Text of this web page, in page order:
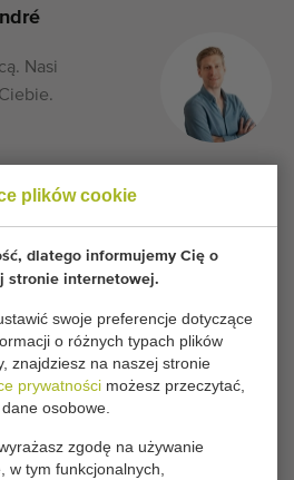
plików cookie
dlatego informujemy Cię o
stronie internetowej.
swoje preferencje dotyczące
o różnych typach plików
znajdziesz na naszej stronie
prywatności możesz przeczytać,
osobowe.
zgodę na używanie
w tym funkcjonalnych,
Nasi
informacje o podobnych
e-mail z informacją o nowych,
posiadających jedną z
plików cookie blokują tę